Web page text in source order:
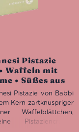
Pistazie
Waffeln mit
• Süßes aus
Pistazie von Babbi
Kern zartknuspriger
Waffelblättchen,
Pistaziencreme,